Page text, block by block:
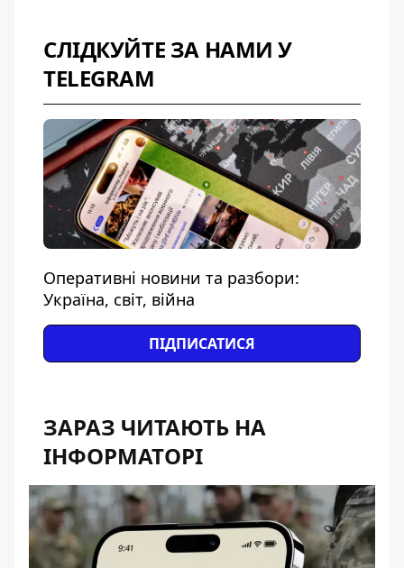
СЛІДКУЙТЕ ЗА НАМИ У
TELEGRAM
Оперативні новини та разбори:
Україна, світ, війна
ПІДПИСАТИСЯ
ЗАРАЗ ЧИТАЮТЬ НА
ІНФОРМАТОРІ